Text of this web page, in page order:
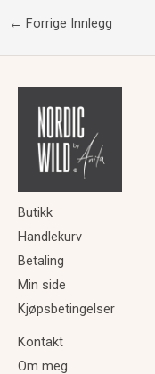
← Forrige Innlegg
Butikk
Handlekurv
Betaling
Min side
Kjøpsbetingelser
Kontakt
Om meg